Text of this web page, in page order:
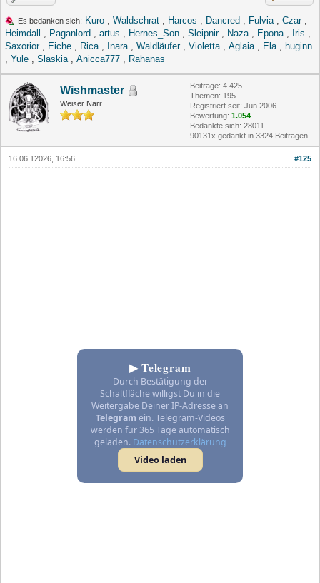
Es bedanken sich: Kuro , Waldschrat , Harcos , Dancred , Fulvia, Czar,
Heimdall
, Paganlord , artus , Hernes_Son , Sleipnir, Naza, Epona, Iris ,
Saxorior, Eiche , Rica, Inara, Waldläufer, Violetta, Aglaia, Ela, huginn
, Yule , Slaskia, Anicca777 , Rahanas
Wishmaster
Weiser Narr
Beiträge: 4.425
Themen: 195
Registriert seit: Jun 2006
Bewertung: 1.054
Bedankte sich: 28011
90131x gedankt in 3324 Beiträgen
#125
16.06.12026, 16:56
▶ Telegram
Durch Bestätigung der
Schaltfläche willigst Du in die
Weitergabe Deiner IP-Adresse an
Telegram ein. Telegram-Videos
werden für 365 Tage automatisch
geladen. Datenschutzerklärung
Video laden